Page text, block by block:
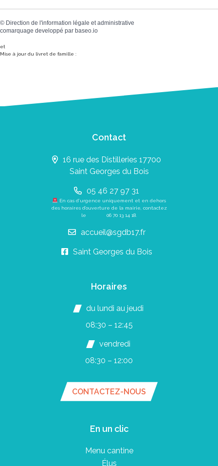
© Direction de l'information légale et administrative
comarquage developpé par baseo.io
et
Mise à jour du livret de famille :
Contact
16 rue des Distilleries 17700
Saint Georges du Bois
05 46 27 97 31
En cas d’urgence uniquement et en dehors
des horaires d’ouverture de la mairie, contactez
le 06 70 13 14 18.
accueil@sgdb17.fr
Saint Georges du Bois
Horaires
du lundi au jeudi
08:30 – 12:45
vendredi
08:30 – 12:00
CONTACTEZ-NOUS
En un clic
Menu cantine
Élus